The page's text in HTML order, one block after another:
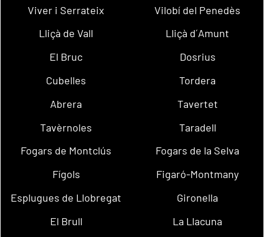
Viver i Serrateix
Vilobí del Penedès
Lliçà de Vall
Lliçà d´Amunt
El Bruc
Dosrius
Cubelles
Tordera
Abrera
Tavertet
Tavèrnoles
Taradell
Fogars de Montclús
Fogars de la Selva
Fígols
Figaró-Montmany
Esplugues de Llobregat
Gironella
El Brull
La Llacuna